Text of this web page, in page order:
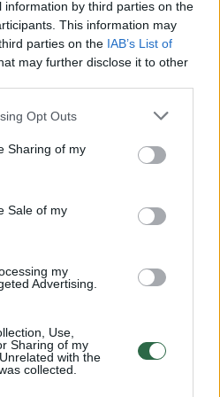
by third parties on the
This information may
parties on the IAB’s List of
may further disclose it to other
Opt Outs
Sharing of my
Sale of my
my
Advertising.
Use,
Sharing of my
with the
collected.
00:00:30
Vilniaus r.: dviejų moterų ir
karštas: temperatūra kils iki
bandymu įsitvirtinti